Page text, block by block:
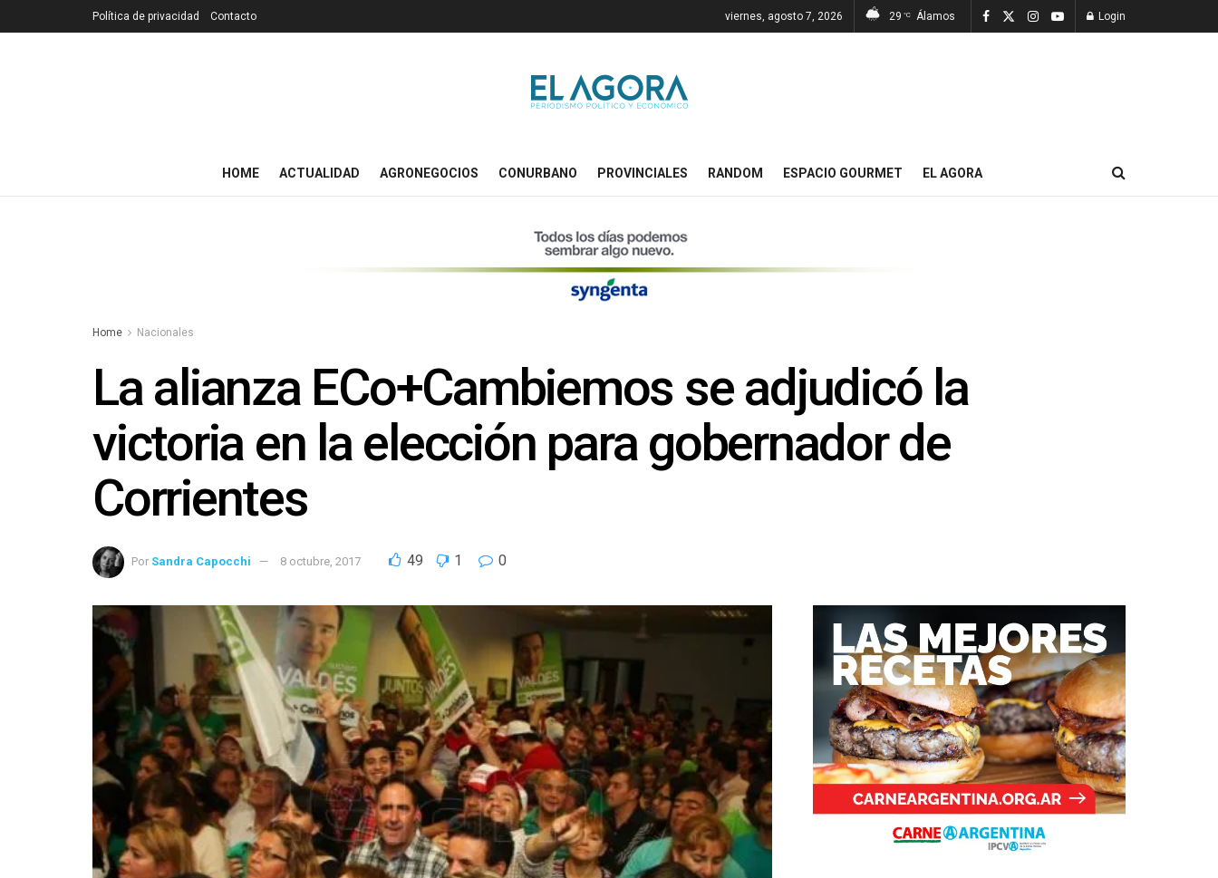
Política de privacidad Contacto viernes, agosto 7, 2026 29 °C Álamos Login
HOME ACTUALIDAD AGRONEGOCIOS CONURBANO PROVINCIALES RANDOM ESPACIO GOURMET EL AGORA
Home Nacionales
La alianza ECo+Cambiemos se adjudicó la
victoria en la elección para gobernador de
Corrientes
Por Sandra Capocchi 8 octubre, 2017 49 1 0